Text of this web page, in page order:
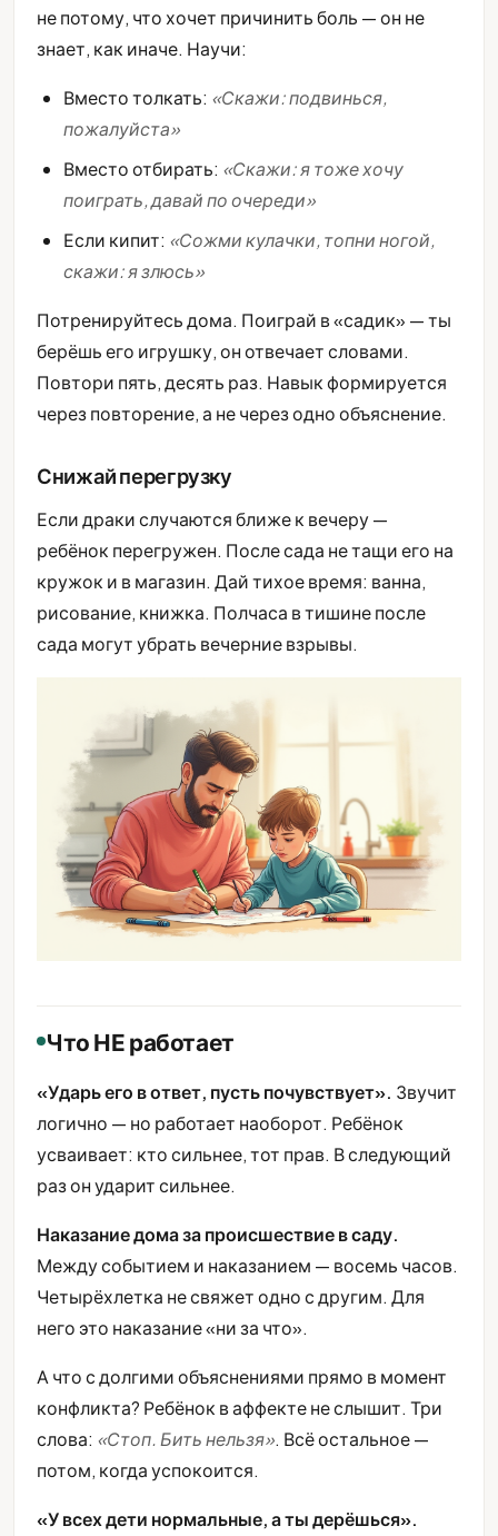
не потому, что хочет причинить боль — он не
знает, как иначе. Научи:
Вместо толкать: «Скажи: подвинься,
пожалуйста»
Вместо отбирать: «Скажи: я тоже хочу
поиграть, давай по очереди»
Если кипит: «Сожми кулачки, топни ногой,
скажи: я злюсь»
Потренируйтесь дома. Поиграй в «садик» — ты
берёшь его игрушку, он отвечает словами.
Повтори пять, десять раз. Навык формируется
через повторение, а не через одно объяснение.
Снижай перегрузку
Если драки случаются ближе к вечеру —
ребёнок перегружен. После сада не тащи его на
кружок и в магазин. Дай тихое время: ванна,
рисование, книжка. Полчаса в тишине после
сада могут убрать вечерние взрывы.
Что НЕ работает
«Ударь его в ответ, пусть почувствует». Звучит
логично — но работает наоборот. Ребёнок
усваивает: кто сильнее, тот прав. В следующий
раз он ударит сильнее.
Наказание дома за происшествие в саду.
Между событием и наказанием — восемь часов.
Четырёхлетка не свяжет одно с другим. Для
него это наказание «ни за что».
А что с долгими объяснениями прямо в момент
конфликта? Ребёнок в аффекте не слышит. Три
слова: «Стоп. Бить нельзя». Всё остальное —
потом, когда успокоится.
«У всех дети нормальные, а ты дерёшься».